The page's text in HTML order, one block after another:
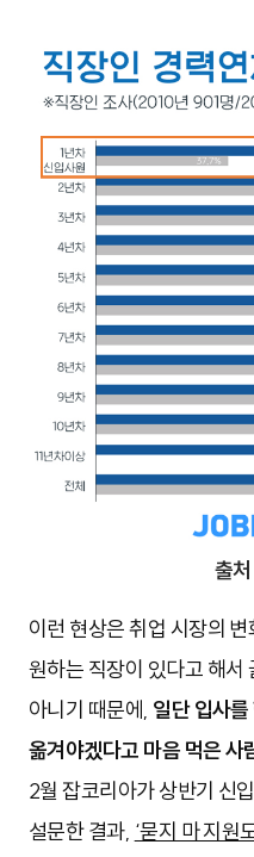
출처
이런 현상은 취업 시장의
원하는 직장이 있다고 해서
아니기 때문에, 일단 입사
옮겨야겠다고 마음 먹은 사
2월 잡코리아가 상반기 신
설문한 결과, ‘묻지 마 지원